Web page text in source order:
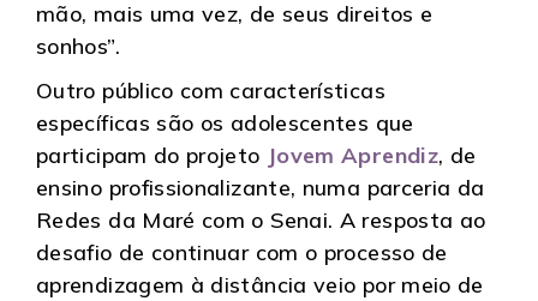
mão, mais uma vez, de seus direitos e
sonhos”.
Outro público com características
específicas são os adolescentes que
participam do projeto Jovem Aprendiz, de
ensino profissionalizante, numa parceria da
Redes da Maré com o Senai. A resposta ao
desafio de continuar com o processo de
aprendizagem à distância veio por meio de